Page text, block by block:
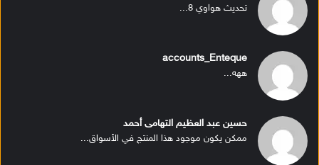
تحديث هواوي 8...
accounts_Enteque
ههه...
حسين عبد العظيم التهامى أحمد
ممكن يكون موجود هذا المنتج في الأسواق...